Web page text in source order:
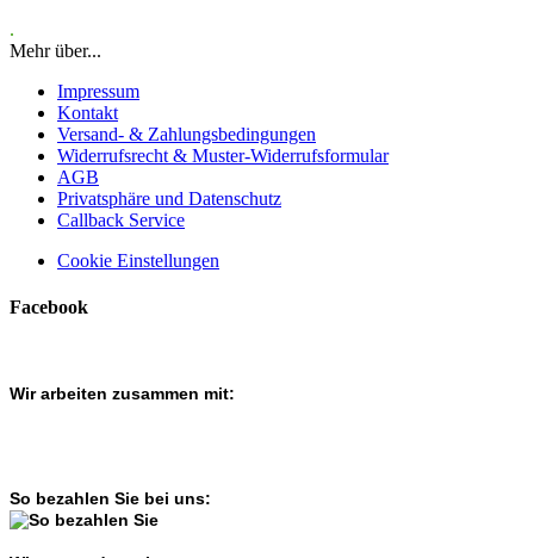
.
Mehr über...
Impressum
Kontakt
Versand- & Zahlungsbedingungen
Widerrufsrecht & Muster-Widerrufsformular
AGB
Privatsphäre und Datenschutz
Callback Service
Cookie Einstellungen
Facebook
Wir arbeiten zusammen mit:
So bezahlen Sie bei uns: